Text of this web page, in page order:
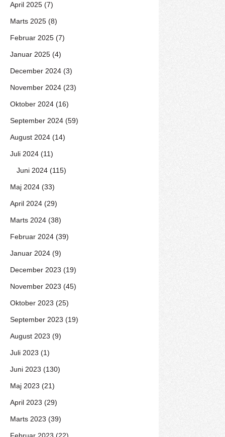
April 2025 (7)
Marts 2025 (8)
Februar 2025 (7)
Januar 2025 (4)
December 2024 (3)
November 2024 (23)
Oktober 2024 (16)
September 2024 (59)
August 2024 (14)
Juli 2024 (11)
Juni 2024 (115)
Maj 2024 (33)
April 2024 (29)
Marts 2024 (38)
Februar 2024 (39)
Januar 2024 (9)
December 2023 (19)
November 2023 (45)
Oktober 2023 (25)
September 2023 (19)
August 2023 (9)
Juli 2023 (1)
Juni 2023 (130)
Maj 2023 (21)
April 2023 (29)
Marts 2023 (39)